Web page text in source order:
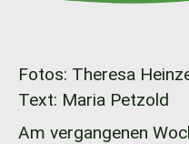
Fotos: Theresa
Text: Maria Petzold
Am vergangenen